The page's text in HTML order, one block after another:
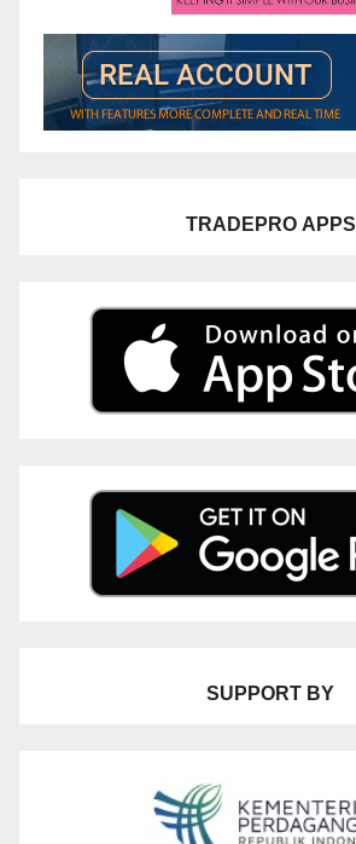
TRADEPRO APPS
SUPPORT BY